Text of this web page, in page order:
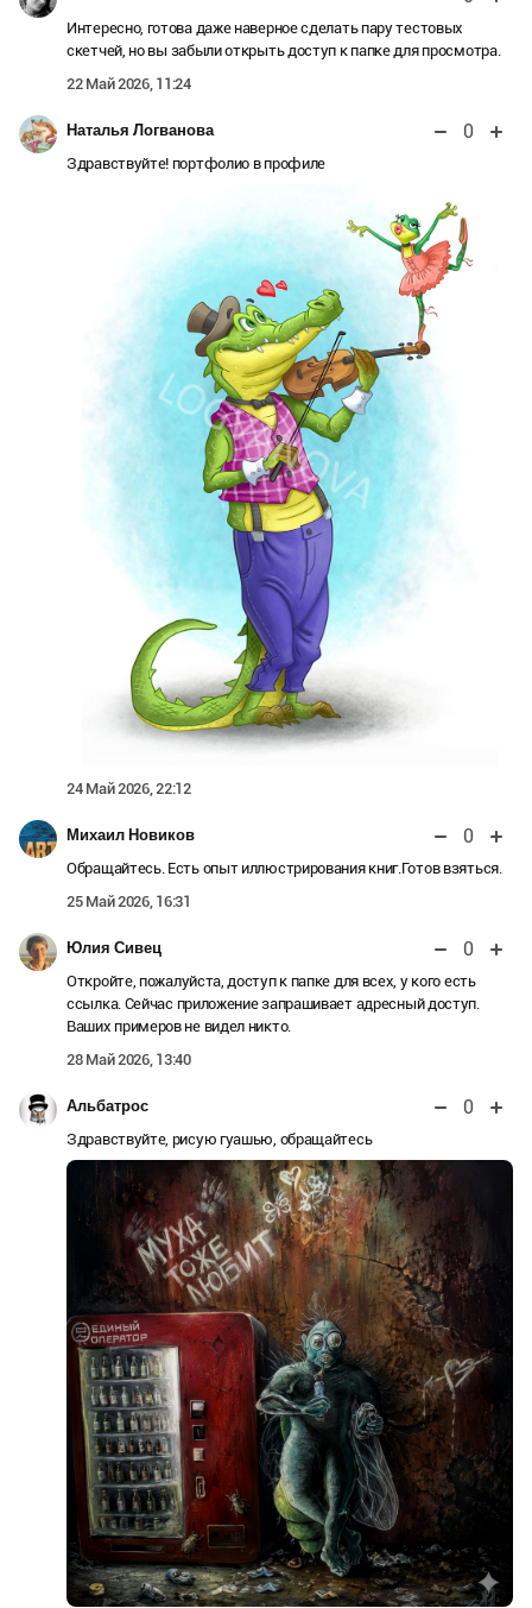
Интересно, готова даже наверное сделать пару тестовых
скетчей, но вы забыли открыть доступ к папке для просмотра.
22 Май 2026, 11:24
Наталья Логванова 0
Здравствуйте! портфолио в профиле
24 Май 2026, 22:12
Михаил Новиков 0
Обращайтесь. Есть опыт иллюстрирования книг.Готов взяться.
25 Май 2026, 16:31
Юлия Сивец 0
Откройте, пожалуйста, доступ к папке для всех, у кого есть
ссылка. Сейчас приложение запрашивает адресный доступ.
Ваших примеров не видел никто.
28 Май 2026, 13:40
Альбатрос 0
Здравствуйте, рисую гуашью, обращайтесь